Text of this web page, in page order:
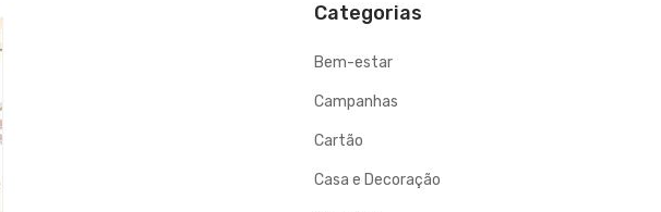
a
p
o
Categorias
Bem-estar
Campanhas
Cartão
Casa e Decoração